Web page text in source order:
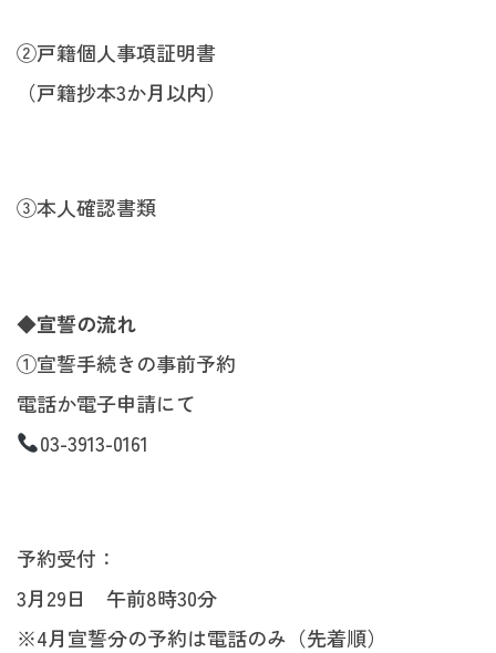
②戸籍個人事項証明書
（戸籍抄本3か月以内）
③本人確認書類
◆宣誓の流れ
①宣誓手続きの事前予約
電話か電子申請にて
03-3913-0161
予約受付：
3月29日 午前8時30分
※4月宣誓分の予約は電話のみ（先着順）